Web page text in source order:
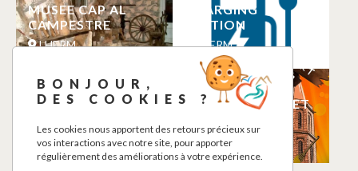
MUSEE CAP AL
CAMPESTRE
LHERM
CHARGING
STATION
LHERM
VIS LA JOIE
LHERM
MARCHÉ DE
PRODUCTEURS ET
LHERM
BONJOUR,
DES COOKIES ?
Les cookies nous apportent des retours précieux sur
vos interactions avec notre site, pour apporter
régulièrement des améliorations à votre expérience.